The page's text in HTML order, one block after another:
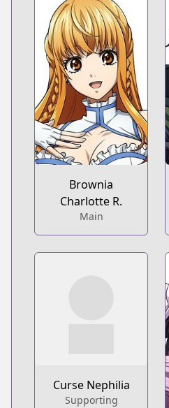
Brownia
Charlotte R.
Main
Curse Nephilia
Supporting